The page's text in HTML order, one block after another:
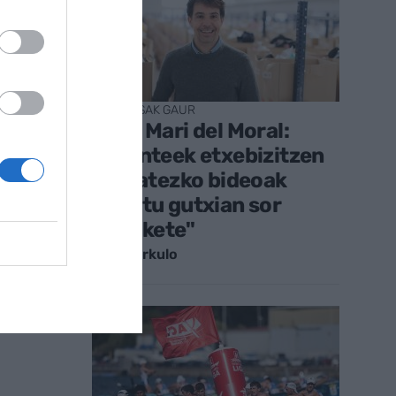
ENPRESAK GAUR
Jose Mari del Moral:
"Agenteek etxebizitzen
kalitatezko bideoak
minutu gutxian sor
ditzakete"
Iraitz Urkulo